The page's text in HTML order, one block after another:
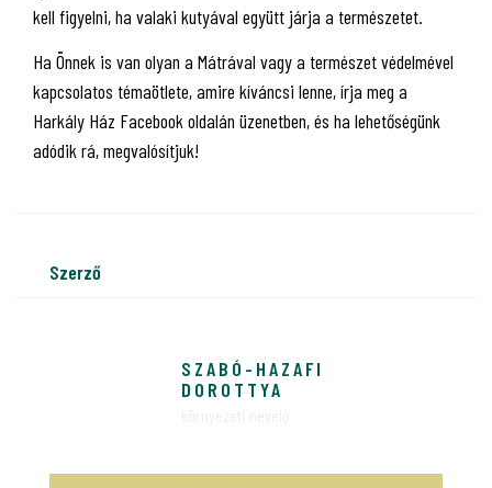
kell figyelni, ha valaki kutyával együtt járja a természetet.
Ha Önnek is van olyan a Mátrával vagy a természet védelmével
kapcsolatos témaötlete, amire kíváncsi lenne, írja meg a
Harkály Ház Facebook oldalán üzenetben, és ha lehetőségünk
adódik rá, megvalósítjuk!
szerző
SZABÓ-HAZAFI
DOROTTYA